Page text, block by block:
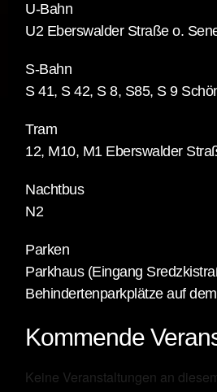
U-Bahn
U2 Eberswalder Straße o.
S-Bahn
S 41, S 42, S 8, S85, S 9
Tram
12, M10, M1 Eberswalder
Nachtbus
N2
Parken
Parkhaus (Eingang
Behindertenparkplätze auf
Kommende
Keine Veranstaltungen an